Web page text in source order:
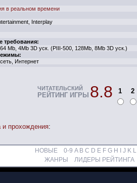
в реальном времени
Interplay
требования:
Mb, 4Mb 3D уск. (PIII-500, 128Mb, 8Mb 3D уск.)
Интернет
ЧИТАТЕЛЬСКИЙ
РЕЙТИНГ ИГРЫ 8.8 1 2
и прохождения:
НОВЫЕ 0-9 A B C D E F G H J K L
ЖАНРЫ
ЛИДЕРЫ РЕЙТИНГА